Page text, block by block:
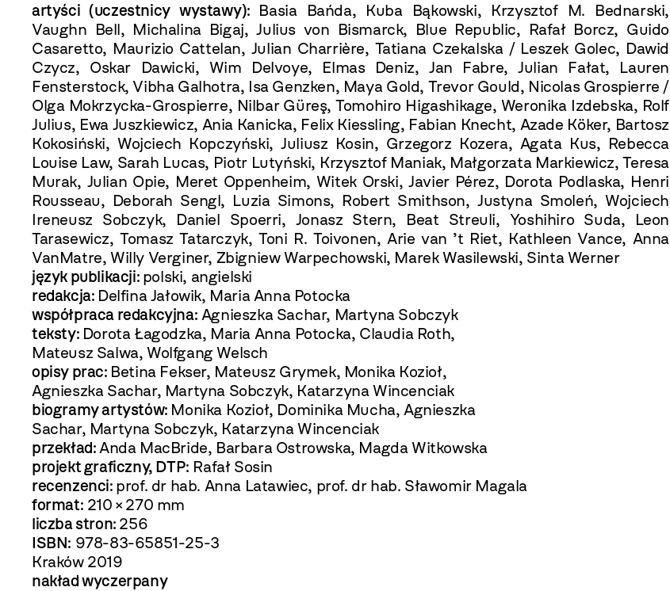
artyści (uczestnicy wystawy): Basia Bańda, Kuba Bąkowski, Krzysztof M. Bednarski,
Vaughn Bell, Michalina Bigaj, Julius von Bismarck, Blue Republic, Rafał Borcz, Guido
Casaretto, Maurizio Cattelan, Julian Charrière, Tatiana Czekalska / Leszek Golec, Dawid
Czycz, Oskar Dawicki, Wim Delvoye, Elmas Deniz, Jan Fabre, Julian Fałat, Lauren
Fensterstock, Vibha Galhotra, Isa Genzken, Maya Gold, Trevor Gould, Nicolas Grospierre /
Olga Mokrzycka-Grospierre, Nilbar Güreş, Tomohiro Higashikage, Weronika Izdebska, Rolf
Julius, Ewa Juszkiewicz, Ania Kanicka, Felix Kiessling, Fabian Knecht, Azade Köker, Bartosz
Kokosiński, Wojciech Kopczyński, Juliusz Kosin, Grzegorz Kozera, Agata Kus, Rebecca
Louise Law, Sarah Lucas, Piotr Lutyński, Krzysztof Maniak, Małgorzata Markiewicz, Teresa
Murak, Julian Opie, Meret Oppenheim, Witek Orski, Javier Pérez, Dorota Podlaska, Henri
Rousseau, Deborah Sengl, Luzia Simons, Robert Smithson, Justyna Smoleń, Wojciech
Ireneusz Sobczyk, Daniel Spoerri, Jonasz Stern, Beat Streuli, Yoshihiro Suda, Leon
Tarasewicz, Tomasz Tatarczyk, Toni R. Toivonen, Arie van ’t Riet, Kathleen Vance, Anna
VanMatre, Willy Verginer, Zbigniew Warpechowski, Marek Wasilewski, Sinta Werner
język publikacji: polski, angielski
redakcja: Delfina Jałowik, Maria Anna Potocka
współpraca redakcyjna: Agnieszka Sachar, Martyna Sobczyk
teksty: Dorota Łagodzka, Maria Anna Potocka, Claudia Roth,
Mateusz Salwa, Wolfgang Welsch
opisy prac: Betina Fekser, Mateusz Grymek, Monika Kozioł,
Agnieszka Sachar, Martyna Sobczyk, Katarzyna Wincenciak
biogramy artystów: Monika Kozioł, Dominika Mucha, Agnieszka
Sachar, Martyna Sobczyk, Katarzyna Wincenciak
przekład:Anda MacBride, Barbara Ostrowska, Magda Witkowska
projekt graficzny, DTP: Rafał Sosin
recenzenci: prof. dr hab. Anna Latawiec, prof. dr hab. Sławomir Magala
format: 210 × 270 mm
liczba stron: 256
ISBN: 978-83-65851-25-3
Kraków 2019
nakład wyczerpany